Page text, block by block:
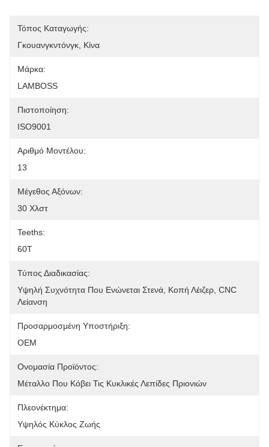
Τόπος Καταγωγής:
Γκουανγκντόνγκ, Κίνα
Μάρκα:
LAMBOSS
Πιστοποίηση:
ISO9001
Αριθμό Μοντέλου:
13
Μέγεθος Αξόνων:
30 Χλστ
Teeths:
60Τ
Τύπος Διαδικασίας:
Υψηλή Συχνότητα Που Ενώνεται Στενά, Κοπή Λέιζερ, CNC
Λείανση
Προσαρμοσμένη Υποστήριξη:
OEM
Ονομασία Προϊόντος:
Μέταλλο Που Κόβει Τις Κυκλικές Λεπίδες Πριονιών
Πλεονέκτημα:
Υψηλός Κύκλος Ζωής